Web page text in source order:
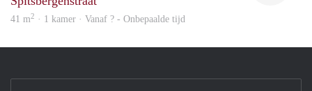
41 m2 · 1 kamer · Vanaf ? - Onbepaalde tijd